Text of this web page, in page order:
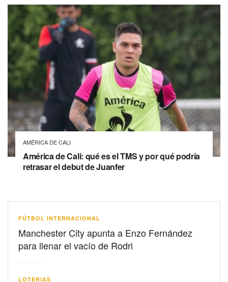
AMÉRICA DE CALI
América de Cali: qué es el TMS y por qué podría
retrasar el debut de Juanfer
FÚTBOL INTERNACIONAL
Manchester City apunta a Enzo Fernández
para llenar el vacío de Rodri
LOTERIAS